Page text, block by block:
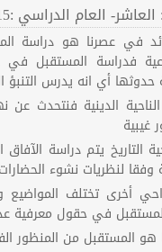
العام الدراسي :2014/2015
في عصرنا هو دراسة
فدراسة المستقبل
حدوثها أي انه يدرس
الدينية فنتحدث
غيبية
التاريخ يتم دراسة
وفقا لنظريات نشوء
أخرى تختلف المواضيع
في حقول معرفية
هو المستقبل من المنظور